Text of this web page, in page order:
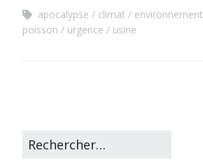
apocalypse
climat environnement
poisson
urgence usine